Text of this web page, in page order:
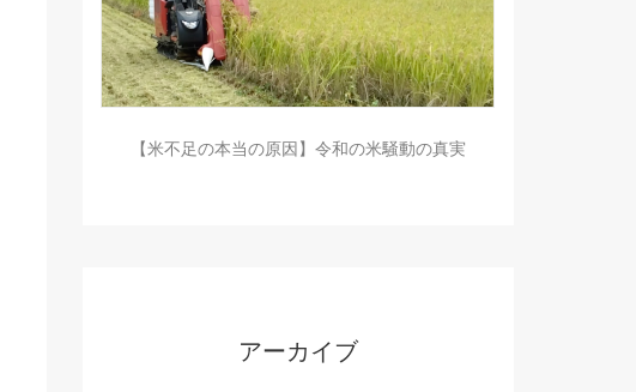
【米不足の本当の原因】令和の米騒動の真実
アーカイブ